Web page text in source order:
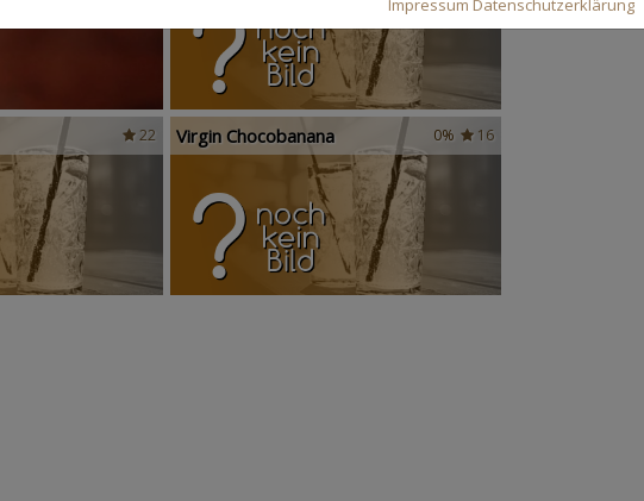
22 16
0%
Virgin Chocobanana